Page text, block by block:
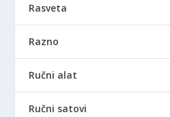
Rasveta
Razno
Ručni alat
Ručni satovi